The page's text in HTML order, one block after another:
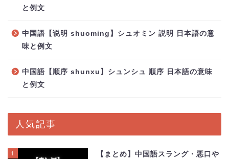
と例文
中国語【说明 shuoming】シュオミン 説明 日本語の意
味と例文
中国語【顺序 shunxu】シュンシュ 順序 日本語の意味
と例文
人気記事
1
【まとめ】中国語スラング・悪口や